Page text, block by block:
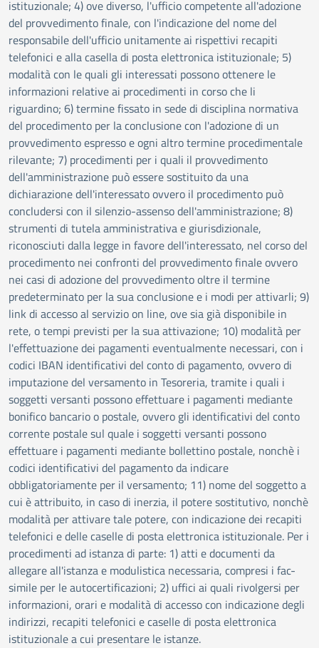
istituzionale; 4) ove diverso, l'ufficio competente all'adozione
del provvedimento finale, con l'indicazione del nome del
responsabile dell'ufficio unitamente ai rispettivi recapiti
telefonici e alla casella di posta elettronica istituzionale; 5)
modalità con le quali gli interessati possono ottenere le
informazioni relative ai procedimenti in corso che li
riguardino; 6) termine fissato in sede di disciplina normativa
del procedimento per la conclusione con l'adozione di un
provvedimento espresso e ogni altro termine procedimentale
rilevante; 7) procedimenti per i quali il provvedimento
dell'amministrazione può essere sostituito da una
dichiarazione dell'interessato ovvero il procedimento può
concludersi con il silenzio-assenso dell'amministrazione; 8)
strumenti di tutela amministrativa e giurisdizionale,
riconosciuti dalla legge in favore dell'interessato, nel corso del
procedimento nei confronti del provvedimento finale ovvero
nei casi di adozione del provvedimento oltre il termine
predeterminato per la sua conclusione e i modi per attivarli; 9)
link di accesso al servizio on line, ove sia già disponibile in
rete, o tempi previsti per la sua attivazione; 10) modalità per
l'effettuazione dei pagamenti eventualmente necessari, con i
codici IBAN identificativi del conto di pagamento, ovvero di
imputazione del versamento in Tesoreria, tramite i quali i
soggetti versanti possono effettuare i pagamenti mediante
bonifico bancario o postale, ovvero gli identificativi del conto
corrente postale sul quale i soggetti versanti possono
effettuare i pagamenti mediante bollettino postale, nonchè i
codici identificativi del pagamento da indicare
obbligatoriamente per il versamento; 11) nome del soggetto a
cui è attribuito, in caso di inerzia, il potere sostitutivo, nonchè
modalità per attivare tale potere, con indicazione dei recapiti
telefonici e delle caselle di posta elettronica istituzionale. Per i
procedimenti ad istanza di parte: 1) atti e documenti da
allegare all'istanza e modulistica necessaria, compresi i fac-
simile per le autocertificazioni; 2) uffici ai quali rivolgersi per
informazioni, orari e modalità di accesso con indicazione degli
indirizzi, recapiti telefonici e caselle di posta elettronica
istituzionale a cui presentare le istanze.